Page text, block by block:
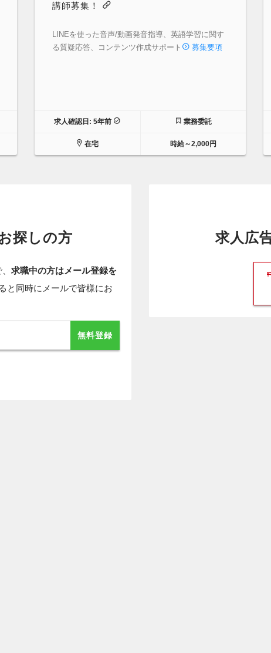
講師募集！
LINEを使った音声/動画発音指導、英語学習に関す
る質疑応答、コンテンツ作成サポート
募集要項
求人確認日: 5年前 業務委託
在宅 時給～2,000円
探しの方
求職中の方はメール登録を
と同時にメールで皆様にお
無料登録
求人広